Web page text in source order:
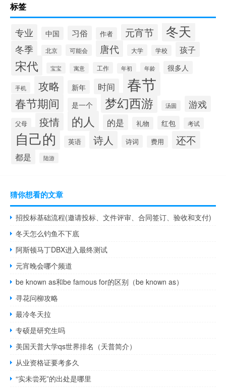
标签
专业 中国 习俗 作者 元宵节 冬天
冬季 北京 可能会 唐代 大学 学校 孩子
宋代 宝宝 寓意 工作 年初 年龄 很多人
手机 攻略 新年 时间 春节
春节期间 是一个 梦幻西游 汤圆 游戏
父母 疫情 的人 的是 礼物 红包 考试
自己的 英语 诗人 诗词 费用 还不
都是 陆游
猜你想看的文章
招投标基础流程(邀请投标、文件评审、合同签订、验收和支付)
冬天怎么钓鱼不下底
阿斯顿马丁DBX进入最终测试
元宵晚会哪个频道
be known as和be famous for的区别（be known as）
寻花问柳攻略
最冷冬天拉
专硕是研究生吗
美国天普大学qs世界排名（天普简介）
从业资格证要考多久
“实未尝死”的出处是哪里